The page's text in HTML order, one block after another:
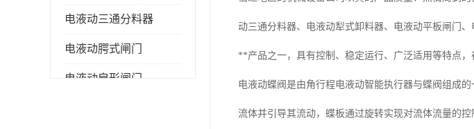
电液动三通分料器
电液动腭式闸门
电液动扇形闸门
动三通分料器、电液动犁式卸料器、电液动平板闸门
**产品之一，具有控制、稳定运行、广泛适用等特点，
电液动蝶阀是由角行程电液动智能执行器与蝶阀组成
流体并引导其流动，蝶板通过旋转实现对流体流量的